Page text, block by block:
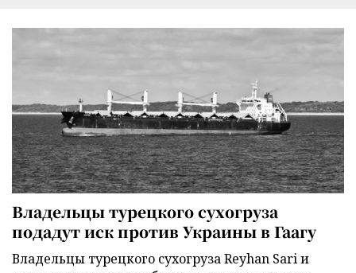
Владельцы турецкого сухогруза
подадут иск против Украины в Гаагу
Владельцы турецкого сухогруза Reyhan Sari и